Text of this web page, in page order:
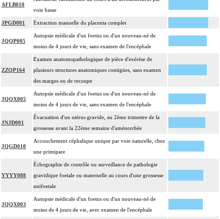
AFLB010
voie basse
JPGD001 Extraction manuelle du placenta complet
JQQP005
Autopsie médicale d'un foetus ou d'un nouveau-né de
moins de 4 jours de vie, sans examen de l'encéphale
ZZQP164
Examen anatomopathologique de pièce d'exérèse de
plusieurs structures anatomiques contigües, sans examen
des marges ou de recoupe
JQQX005
Autopsie médicale d'un foetus ou d'un nouveau-né de
moins de 4 jours de vie, sans examen de l'encéphale
JNJD001
Évacuation d'un utérus gravide, au 2ème trimestre de la
grossesse avant la 22ème semaine d'aménorrhée
JQGD010
Accouchement céphalique unique par voie naturelle, chez
une primipare
YYYY088
Échographie de contrôle ou surveillance de pathologie
gravidique foetale ou maternelle au cours d'une grossesse
unifoetale
JQQX003
Autopsie médicale d'un foetus ou d'un nouveau-né de
moins de 4 jours de vie, avec examen de l'encéphale